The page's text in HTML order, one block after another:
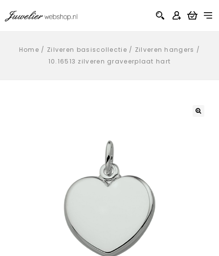
Home / Zilveren basiscollectie / Zilveren hangers /
10.16513 zilveren graveerplaat hart